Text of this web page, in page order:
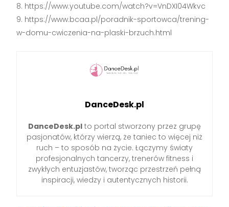
https://www.youtube.com/watch?v=VnDXI04Wkvc
https://www.bcaa.pl/poradnik-sportowca/trening-
w-domu-cwiczenia-na-plaski-brzuch.html
DanceDesk.pl
DanceDesk.pl to portal stworzony przez grupę
pasjonatów, którzy wierzą, że taniec to więcej niż
ruch – to sposób na życie. Łączymy światy
profesjonalnych tancerzy, trenerów fitness i
zwykłych entuzjastów, tworząc przestrzeń pełną
inspiracji, wiedzy i autentycznych historii.